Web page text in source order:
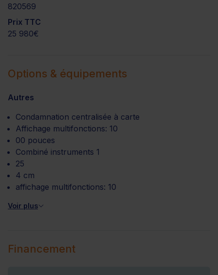
820569
Prix TTC
25 980€
Options & équipements
Autres
Condamnation centralisée à carte
Affichage multifonctions: 10
00 pouces
Combiné instruments 1
25
4 cm
affichage multifonctions: 10
Voir plus
Financement